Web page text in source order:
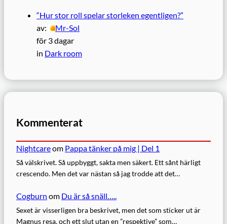
“Hur stor roll spelar storleken egentligen?”
av:
Mr-Sol
för 3 dagar
in Dark room
Kommenterat
Nightcareom Pappa tänker på mig | Del 1
Så välskrivet. Så uppbyggt, sakta men säkert. Ett sånt härligt
crescendo. Men det var nästan så jag trodde att det…
Cogburn om Du är så snäll…..
Sexet är visserligen bra beskrivet, men det som sticker ut är
Magnus resa, och ett slut utan en ”respektive” som…